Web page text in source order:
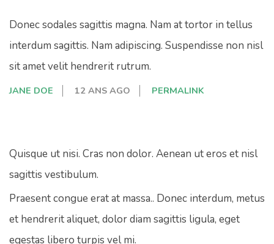
Donec sodales sagittis magna. Nam at tortor in tellus
interdum sagittis. Nam adipiscing. Suspendisse non nisl
sit amet velit hendrerit rutrum.
JANE DOE 12 ANS AGO PERMALINK
Quisque ut nisi. Cras non dolor. Aenean ut eros et nisl
sagittis vestibulum.
Praesent congue erat at massa.. Donec interdum, metus
et hendrerit aliquet, dolor diam sagittis ligula, eget
egestas libero turpis vel mi.